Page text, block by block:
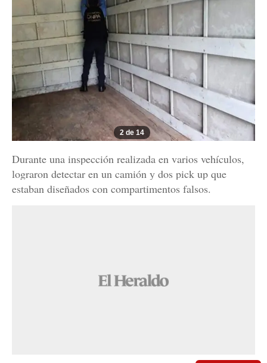
2 de 14
Durante una inspección realizada en varios vehículos,
lograron detectar en un camión y dos pick up que
estaban diseñados con compartimentos falsos.